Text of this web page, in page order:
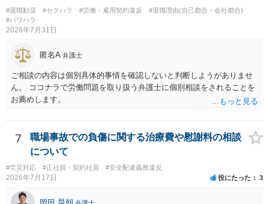
#退職勧奨 #セクハラ #労働・雇用契約違反
#退職理由(自己都合・会社都合)
#パワハラ
2026年7月31日
匿名A 弁護士
ご相談の内容は個別具体的事情を確認しないと判断しようがありませ
ん。 ココナラで労働問題を取り扱う弁護士に個別相談をされることを
お薦めします。
7
職場事故での負傷に関する治療費や慰謝料の相談
について
#労災対応 #正社員・契約社員 #安全配慮義務違反
2026年7月17日 役にたった 3
岡田 晃朝 弁護士